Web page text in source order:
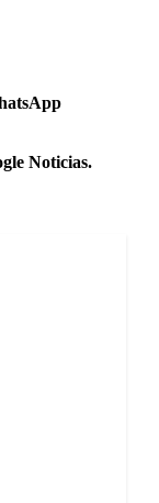
Noticias.